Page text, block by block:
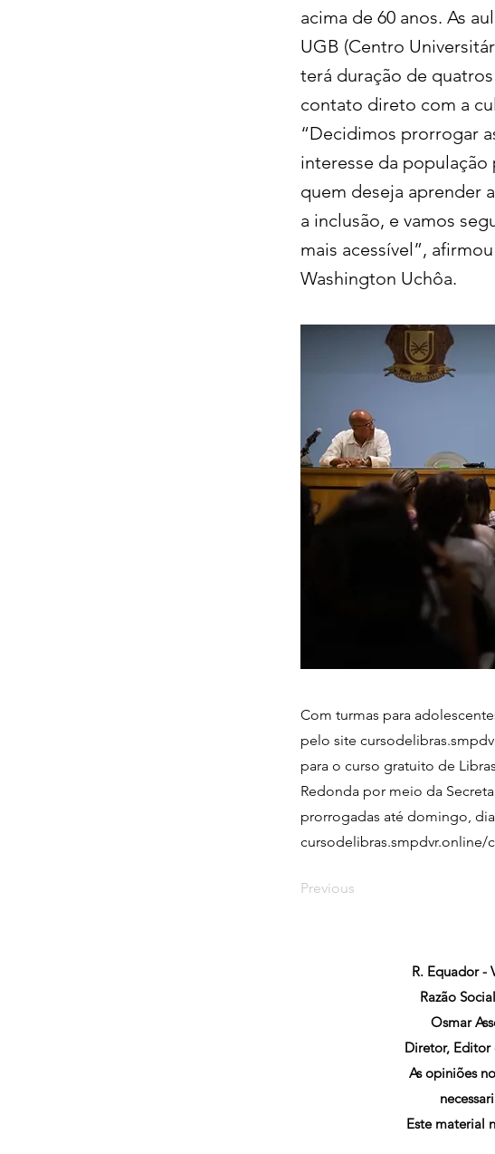
acima de 60 anos. As
UGB (Centro
terá duração de
contato direto com a
“Decidimos prorrogar
interesse da população
quem deseja aprender
a inclusão, e vamos
mais acessível”,
Washington Uchôa.
Com turmas para
pelo site
para o curso gratuito de
Redonda por meio da
prorrogadas até domingo,
cursodelibras.smpdvr.online/
Previous
R. Equador -
Razão
Osmar
Diretor, Editor
As opiniões
Este material